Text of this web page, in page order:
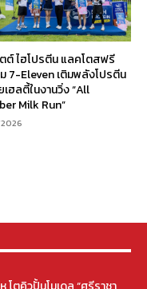
ต์ ไฮโปรตีน แลคโตสฟรี
7-Eleven เติมพลังโปรตีน
เฮลตี้ในงานวิ่ง “All
Milk Run”